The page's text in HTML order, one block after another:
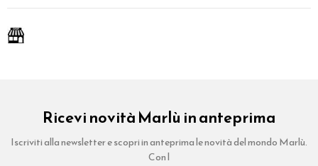
Ricevi novità Marlù in anteprima
Iscriviti alla newsletter e scopri in anteprima le novità del mondo Marlù.
Con l